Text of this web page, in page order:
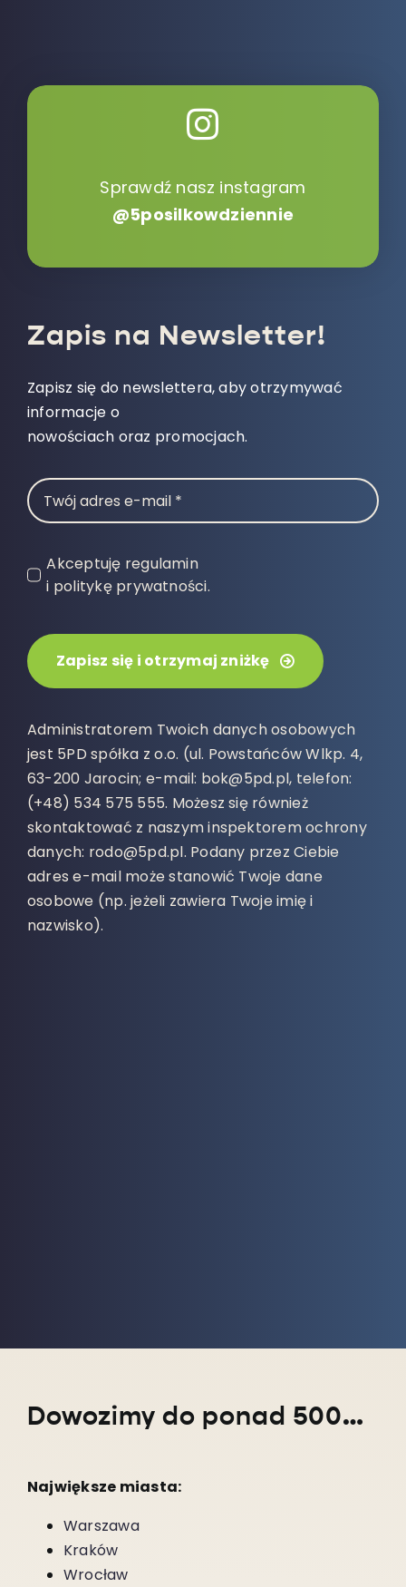
Sprawdź nasz instagram
@5posilkowdziennie
Zapis na Newsletter!
Zapisz się do newslettera, aby otrzymywać
informacje o
nowościach oraz promocjach.
Akceptuję regulamin
i politykę prywatności.
Zapisz się i otrzymaj zniżkę
Administratorem Twoich danych osobowych
jest 5PD spółka z o.o. (ul. Powstańców Wlkp. 4,
63-200 Jarocin; e-mail: bok@5pd.pl, telefon:
(+48) 534 575 555. Możesz się również
skontaktować z naszym inspektorem ochrony
danych: rodo@5pd.pl. Podany przez Ciebie
adres e-mail może stanowić Twoje dane
osobowe (np. jeżeli zawiera Twoje imię i
nazwisko).
Dowozimy do ponad 5000 miejscowości w całym kraju!
Największe miasta:
Warszawa
Kraków
Wrocław